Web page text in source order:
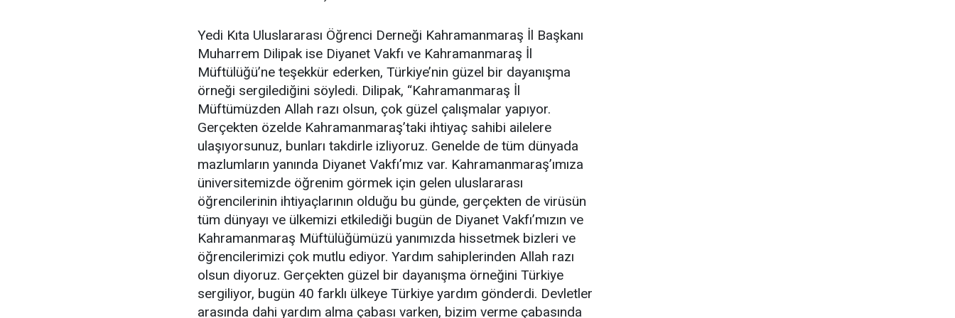
Yedi Kıta Uluslararası Öğrenci Derneği Kahramanmaraş İl Başkanı
Muharrem Dilipak ise Diyanet Vakfı ve Kahramanmaraş İl
Müftülüğü’ne teşekkür ederken, Türkiye’nin güzel bir dayanışma
örneği sergilediğini söyledi. Dilipak, “Kahramanmaraş İl
Müftümüzden Allah razı olsun, çok güzel çalışmalar yapıyor.
Gerçekten özelde Kahramanmaraş’taki ihtiyaç sahibi ailelere
ulaşıyorsunuz, bunları takdirle izliyoruz. Genelde de tüm dünyada
mazlumların yanında Diyanet Vakfı’mız var. Kahramanmaraş’ımıza
üniversitemizde öğrenim görmek için gelen uluslararası
öğrencilerinin ihtiyaçlarının olduğu bu günde, gerçekten de virüsün
tüm dünyayı ve ülkemizi etkilediği bugün de Diyanet Vakfı’mızın ve
Kahramanmaraş Müftülüğümüzü yanımızda hissetmek bizleri ve
öğrencilerimizi çok mutlu ediyor. Yardım sahiplerinden Allah razı
olsun diyoruz. Gerçekten güzel bir dayanışma örneğini Türkiye
sergiliyor, bugün 40 farklı ülkeye Türkiye yardım gönderdi. Devletler
arasında dahi yardım alma çabası varken, bizim verme çabasında